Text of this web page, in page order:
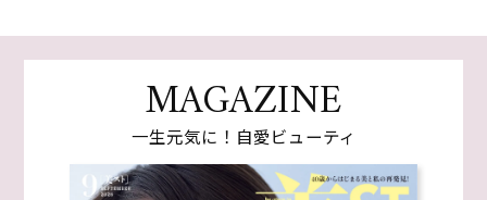
MAGAZINE
一生元気に！自愛ビューティ